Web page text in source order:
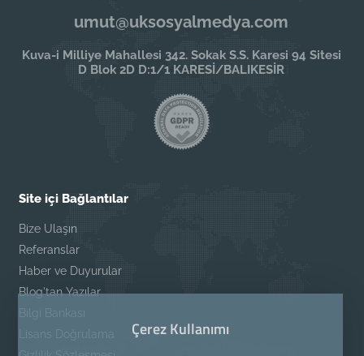
umut@uksosyalmedya.com
Kuva-i Milliye Mahallesi 342. Sokak S.S. Karesi 94 Sitesi
D Blok 2D D:1/1 KARESİ/BALIKESİR
Site içi Bağlantılar
Bize Ulaşın
Referanslar
Haber ve Duyurular
Blog'tan Yazılar
Bilgi Bankası
Lisans Doğrulama
Çerez Kullanımı